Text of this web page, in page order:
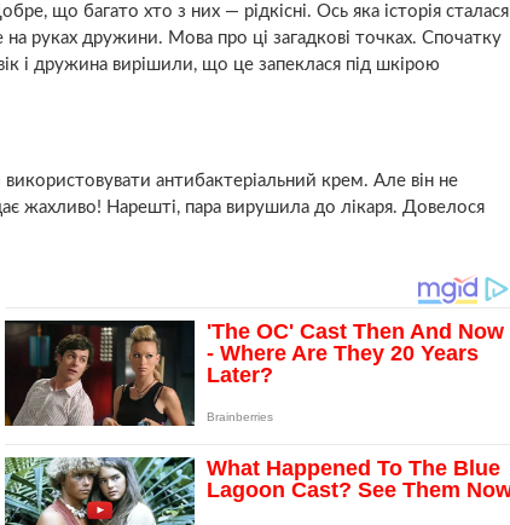
що багато хто з них — рідкісні. Ось яка історія сталася
руках дружини. Мова про ці загадкові точках. Спочатку
і дружина вирішили, що це запеклася під шкірою
антибактеріальний крем. Але він не
жахливо! Нарешті, пара вирушила до лікаря. Довелося